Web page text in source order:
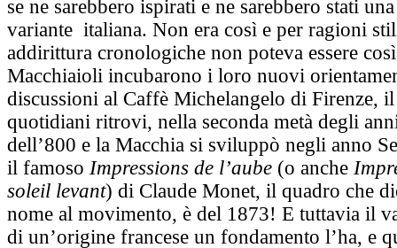
se ne sarebbero ispirati e ne sarebbero stati
variante italiana. Non era così e per ragioni
addirittura cronologiche non poteva essere
Macchiaioli incubarono i loro nuovi
discussioni al Caffè Michelangelo di Firenze,
quotidiani ritrovi, nella seconda metà degli
dell’800 e la Macchia si sviluppò negli anno
il famoso Impressions de l’aube (o anche
soleil levant) di Claude Monet, il quadro che
nome al movimento, è del 1873! E tuttavia il
di un’origine francese un fondamento l’ha, e